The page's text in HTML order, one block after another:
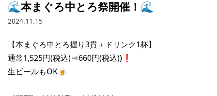
所在地
焼とりてっぱん
玉鋼
せんと
コーポレートガバナンス
業績推移
財政状況
株式情報
パート・アルバイト
お問い合わせ
IRお問い合わせ
ご意見・アンケート（ご来店の方）
プライバシーポリシー
🌊本まぐろ中とろ祭開催！🌊
2024.11.15
【本まぐろ中とろ握り3貫＋ドリンク1杯】
通常1,525円(税込)⇒660円(税込))❗️
生ビールもOK🍺